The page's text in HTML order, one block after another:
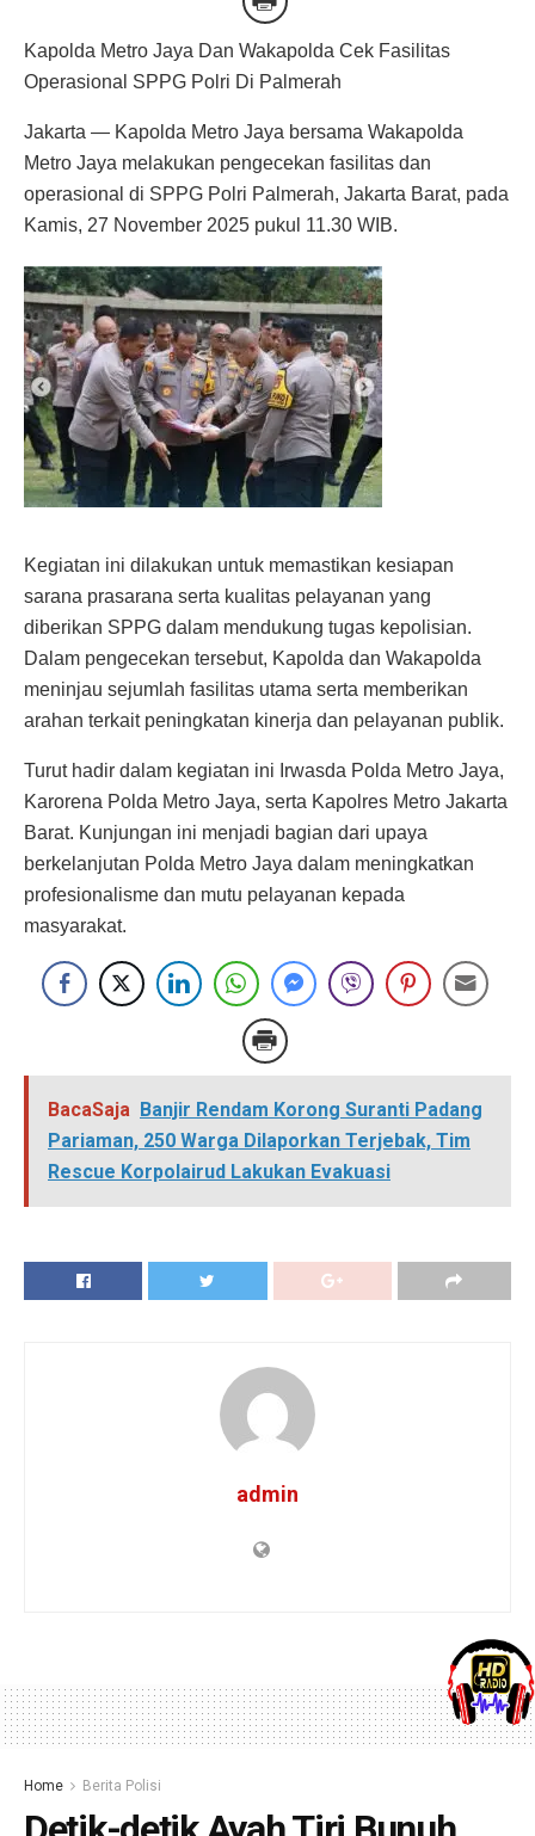
Kapolda Metro Jaya Dan Wakapolda Cek Fasilitas
Operasional SPPG Polri Di Palmerah
Jakarta — Kapolda Metro Jaya bersama Wakapolda
Metro Jaya melakukan pengecekan fasilitas dan
operasional di SPPG Polri Palmerah, Jakarta Barat, pada
Kamis, 27 November 2025 pukul 11.30 WIB.
Kegiatan ini dilakukan untuk memastikan kesiapan
sarana prasarana serta kualitas pelayanan yang
diberikan SPPG dalam mendukung tugas kepolisian.
Dalam pengecekan tersebut, Kapolda dan Wakapolda
meninjau sejumlah fasilitas utama serta memberikan
arahan terkait peningkatan kinerja dan pelayanan publik.
Turut hadir dalam kegiatan ini Irwasda Polda Metro Jaya,
Karorena Polda Metro Jaya, serta Kapolres Metro Jakarta
Barat. Kunjungan ini menjadi bagian dari upaya
berkelanjutan Polda Metro Jaya dalam meningkatkan
profesionalisme dan mutu pelayanan kepada
masyarakat.
BacaSaja Banjir Rendam Korong Suranti Padang
Pariaman, 250 Warga Dilaporkan Terjebak, Tim
Rescue Korpolairud Lakukan Evakuasi
admin
Home Berita Polisi